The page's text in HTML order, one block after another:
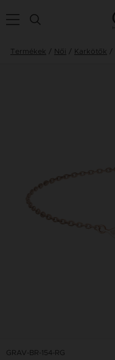
Termékek Női Karkötők
GRAV-BR-154-RG